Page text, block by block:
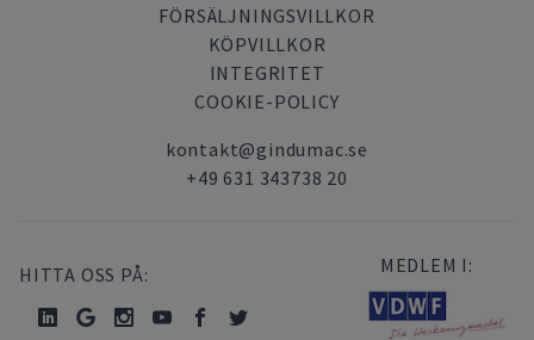
FÖRSÄLJNINGSVILLKOR
KÖPVILLKOR
INTEGRITET
COOKIE-POLICY
kontakt@gindumac.se
+49 631 343738 20
HITTA OSS PÅ: MEDLEM I: